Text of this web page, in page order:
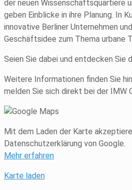
der neuen Wissenschaftsquartiere
geben Einblicke in ihre Planung. In
innovative Berliner Unternehmen
Geschäftsidee zum Thema urbane
Seien Sie dabei und entdecken Sie
Weitere Informationen finden Sie
melden Sie sich direkt bei der IMW
Mit dem Laden der Karte
Datenschutzerklärung von Google.
Mehr erfahren
Karte laden